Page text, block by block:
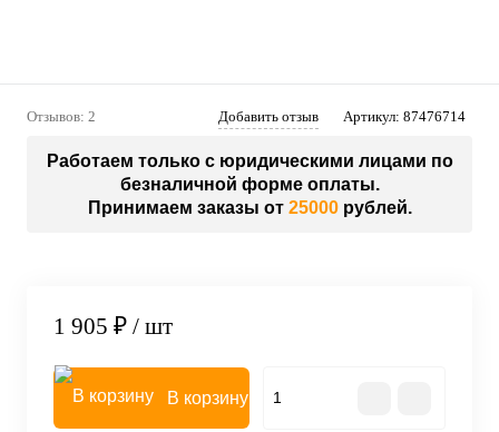
Отзывов: 2 Добавить отзыв Артикул: 87476714
Работаем только с юридическими лицами по
безналичной форме оплаты.
Принимаем заказы от 25000рублей.
1 905 ₽ / шт
В корзину